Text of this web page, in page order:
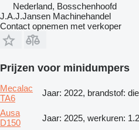
Nederland, Bosschenhoofd
J.A.J.Jansen Machinehandel
Contact opnemen met verkoper
Prijzen voor minidumpers
Mecalac
TA6
Jaar: 2022, brandstof:
Ausa
D150
Jaar: 2025, werkuren: